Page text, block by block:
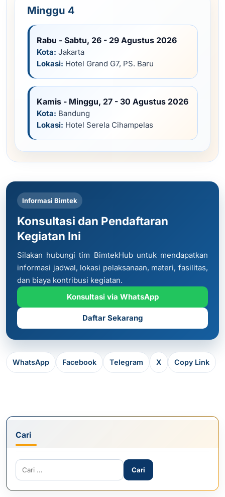
Minggu 4
Rabu - Sabtu, 26 - 29 Agustus 2026
Kota: Jakarta
Lokasi: Hotel Grand G7, PS. Baru
Kamis - Minggu, 27 - 30 Agustus 2026
Kota: Bandung
Lokasi: Hotel Serela Cihampelas
Informasi Bimtek
Konsultasi dan Pendaftaran
Kegiatan Ini
Silakan hubungi tim BimtekHub untuk mendapatkan
informasi jadwal, lokasi pelaksanaan, materi, fasilitas,
dan biaya kontribusi kegiatan.
Konsultasi via WhatsApp
Daftar Sekarang
WhatsApp Facebook Telegram X Copy Link
Cari
Cari untuk: